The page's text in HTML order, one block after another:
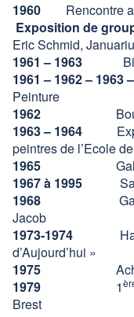
1960 Rencontre
Exposition de
Eric Schmid,
1961 – 1963
1961 – 1962 –
Peinture
1962 Bourse
1963 – 1964
peintres de l’Ecole
1965
Galerie
1967 à 1995
1968
Jacob
1973-1974
d’Aujourd’hui »
1975 Achat des
1979 1
Brest